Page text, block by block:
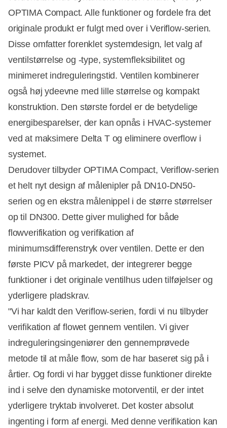
OPTIMA Compact. Alle funktioner og fordele fra det
originale produkt er fulgt med over i Veriflow-serien.
Disse omfatter forenklet systemdesign, let valg af
ventilstørrelse og -type, systemfleksibilitet og
minimeret indreguleringstid. Ventilen kombinerer
også høj ydeevne med lille størrelse og kompakt
konstruktion. Den største fordel er de betydelige
energibesparelser, der kan opnås i HVAC-systemer
ved at maksimere Delta T og eliminere overflow i
systemet.
Derudover tilbyder OPTIMA Compact, Veriflow-serien
et helt nyt design af målenipler på DN10-DN50-
serien og en ekstra målenippel i de større størrelser
op til DN300. Dette giver mulighed for både
flowverifikation og verifikation af
minimumsdifferenstryk over ventilen. Dette er den
første PICV på markedet, der integrerer begge
funktioner i det originale ventilhus uden tilføjelser og
yderligere pladskrav.
"Vi har kaldt den Veriflow-serien, fordi vi nu tilbyder
verifikation af flowet gennem ventilen. Vi giver
indreguleringsingeniører den gennemprøvede
metode til at måle flow, som de har baseret sig på i
årtier. Og fordi vi har bygget disse funktioner direkte
ind i selve den dynamiske motorventil, er der intet
yderligere tryktab involveret. Det koster absolut
ingenting i form af energi. Med denne verifikation kan